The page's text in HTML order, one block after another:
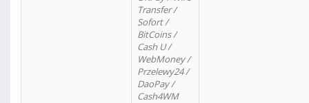
Transfer /
Sofort /
BitCoins /
Cash U /
WebMoney /
Przelewy24 /
DaoPay /
Cash4WM